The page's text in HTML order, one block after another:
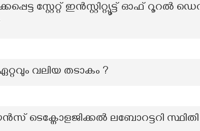
സ്റ്റേറ്റ് ഇൻസ്റ്റിറ്റ്യൂട്ട് ഓഫ്
വലിയ തടാകം ?
ടെക്നോളജിക്കൽ ലബോറട്ടറി സ്ഥിതി